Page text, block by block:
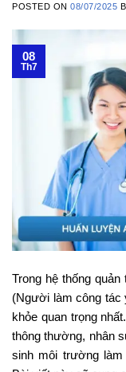
POSTED ON08/07/2025
08
Th7
Trong hệ thống
(Người làm công tác
khỏe quan trọng
thông thường, nhân
sinh môi trường làm